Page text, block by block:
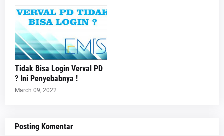
Tidak Bisa Login Verval PD
? Ini Penyebabnya !
March 09, 2022
Posting Komentar